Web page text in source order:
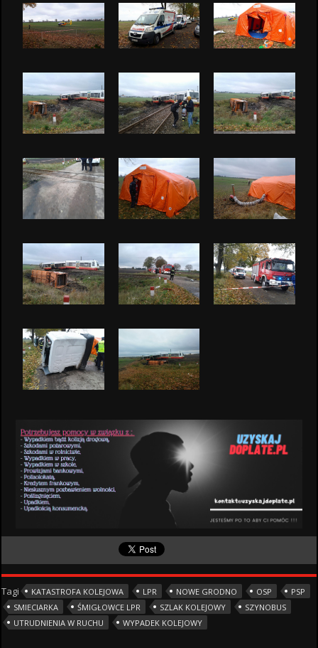
Tagi KATASTROFA KOLEJOWA LPR NOWE GRODNO OSP
PSP
SMIECIARKA
ŚMIGŁOWCE LPR SZLAK KOLEJOWY
SZYNOBUS
UTRUDNIENIA W RUCHU
WYPADEK KOLEJOWY